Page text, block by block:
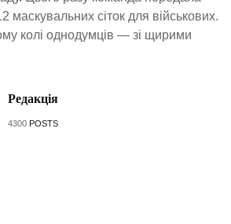
маскувальних сіток для військових.
колі однодумців — зі щирими
Редакція
4300 POSTS